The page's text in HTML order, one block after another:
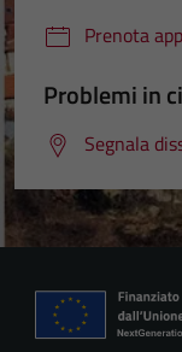
Prenota
Problemi in
Segnala